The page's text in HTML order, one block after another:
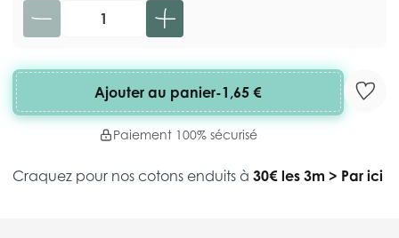
Quantité
Ajouter au panier-1,65 €
Paiement 100% sécurisé
Craquez pour nos cotons enduits à 30€ les 3m > Par ici